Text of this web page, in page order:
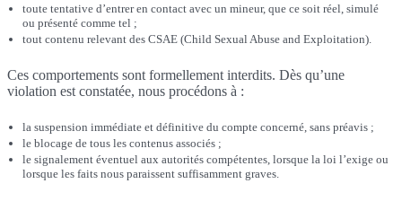
toute tentative d’entrer en contact avec un mineur, que ce soit réel, simulé
ou présenté comme tel ;
tout contenu relevant des CSAE (Child Sexual Abuse and Exploitation).
Ces comportements sont formellement interdits. Dès qu’une
violation est constatée, nous procédons à :
la suspension immédiate et définitive du compte concerné, sans préavis ;
le blocage de tous les contenus associés ;
le signalement éventuel aux autorités compétentes, lorsque la loi l’exige ou
lorsque les faits nous paraissent suffisamment graves.